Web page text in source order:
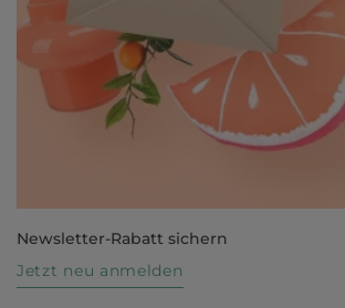
Newsletter-Rabatt sichern
Jetzt neu anmelden